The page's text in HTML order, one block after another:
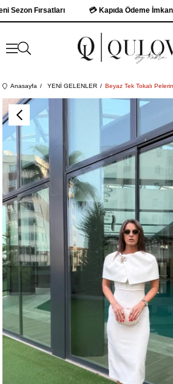
Fırsatları 💳 Kapıda Ödeme İmkanı
Anasayfa YENİ GELENLER Beyaz Tek Tokalı